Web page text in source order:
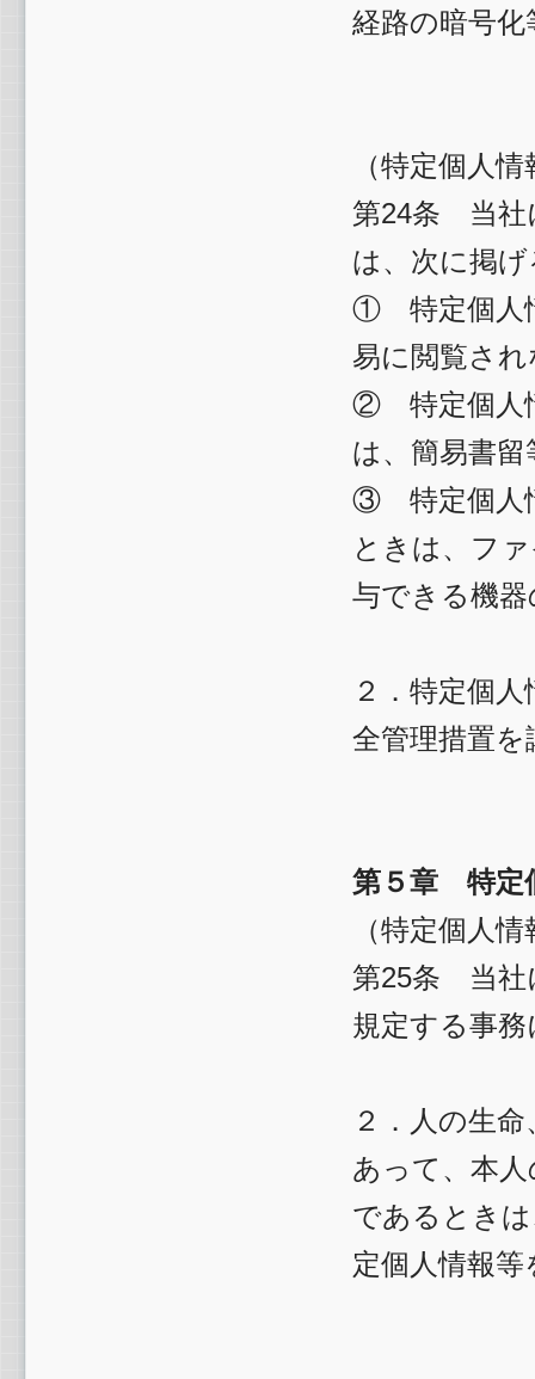
経路の暗号
（特定個人
第24条 当社
は、次に掲
① 特定個人
易に閲覧さ
② 特定個人
は、簡易書
③ 特定個人
ときは、フ
与できる機
２．特定個
全管理措置を
第５章 特定
（特定個人
第25条 当社
規定する事
２．人の生
あって、本
であるとき
定個人情報